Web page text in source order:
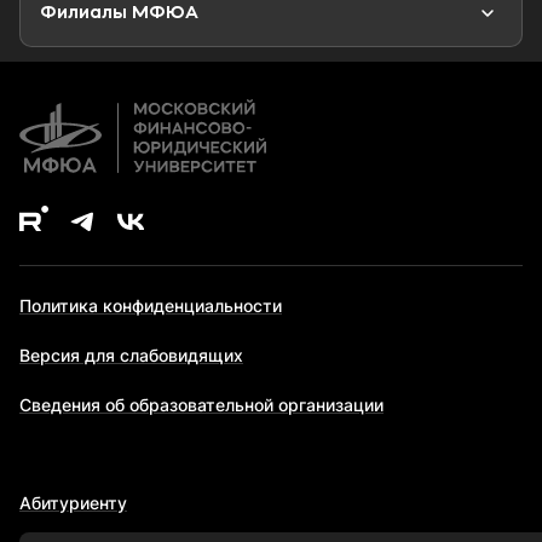
Дополнительное образование
Филиалы МФЮА
Политика конфиденциальности
Версия для слабовидящих
Сведения об образовательной организации
Абитуриенту